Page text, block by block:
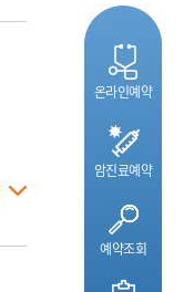
온라인예약
암진료예약
예약조회